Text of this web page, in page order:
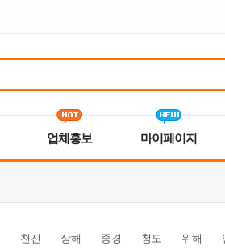
업체홍보 마이페이지
천진 상해 중경 청도 위해